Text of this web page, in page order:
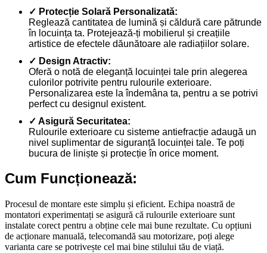
✓ Protecție Solară Personalizată:
Reglează cantitatea de lumină și căldură care pătrunde
în locuința ta. Protejează-ți mobilierul și creațiile
artistice de efectele dăunătoare ale radiațiilor solare.
✓ Design Atractiv:
Oferă o notă de eleganță locuinței tale prin alegerea
culorilor potrivite pentru rulourile exterioare.
Personalizarea este la îndemâna ta, pentru a se potrivi
perfect cu designul existent.
✓ Asigură Securitatea:
Rulourile exterioare cu sisteme antiefracție adaugă un
nivel suplimentar de siguranță locuinței tale. Te poți
bucura de liniște și protecție în orice moment.
Cum Funcționează:
Procesul de montare este simplu și eficient. Echipa noastră de
montatori experimentați se asigură că rulourile exterioare sunt
instalate corect pentru a obține cele mai bune rezultate. Cu opțiuni
de acționare manuală, telecomandă sau motorizare, poți alege
varianta care se potrivește cel mai bine stilului tău de viață.